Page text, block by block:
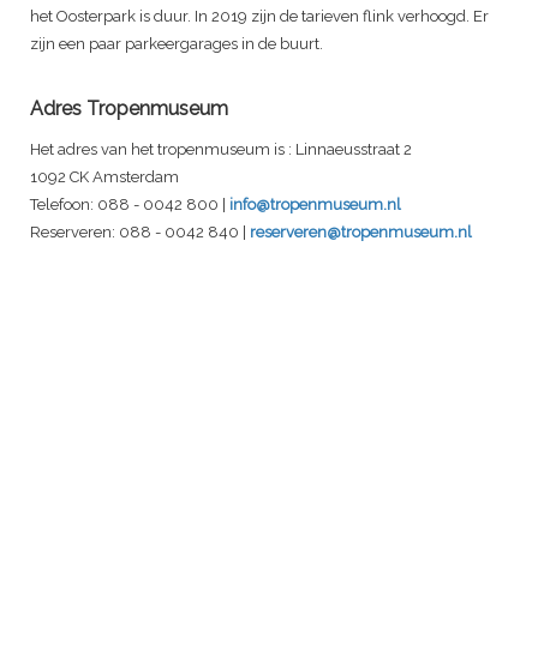
het Oosterpark is duur. In 2019 zijn de tarieven flink verhoogd. Er
zijn een paar parkeergarages in de buurt.
Adres Tropenmuseum
Het adres van het tropenmuseum is : Linnaeusstraat 2
1092 CK Amsterdam
Telefoon: 088 - 0042 800 | info@tropenmuseum.nl
Reserveren: 088 - 0042 840 | reserveren@tropenmuseum.nl